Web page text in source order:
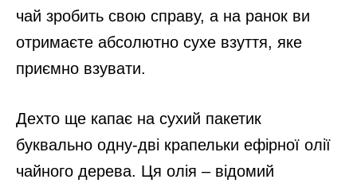
чай зробить свою справу, а на ранок ви
отримаєте абсолютно сухе взуття, яке
приємно взувати.
Дехто ще капає на сухий пакетик
буквально одну-дві крапельки ефірної олії
чайного дерева. Ця олія – відомий